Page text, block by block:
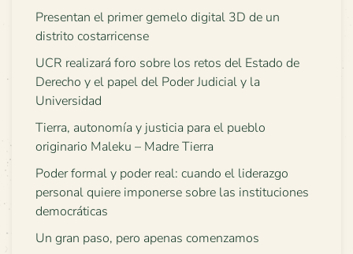
Presentan el primer gemelo digital 3D de un
distrito costarricense
UCR realizará foro sobre los retos del Estado de
Derecho y el papel del Poder Judicial y la
Universidad
Tierra, autonomía y justicia para el pueblo
originario Maleku – Madre Tierra
Poder formal y poder real: cuando el liderazgo
personal quiere imponerse sobre las instituciones
democráticas
Un gran paso, pero apenas comenzamos